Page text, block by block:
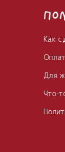
Как
Для
Что-